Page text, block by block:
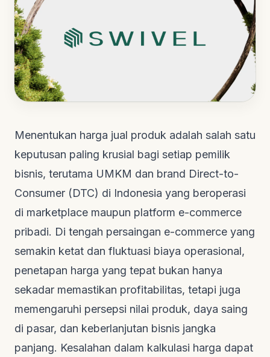
Menentukan harga jual produk adalah salah satu
keputusan paling krusial bagi setiap pemilik
bisnis, terutama UMKM dan brand Direct-to-
Consumer (DTC) di Indonesia yang beroperasi
di marketplace maupun platform e-commerce
pribadi. Di tengah persaingan e-commerce yang
semakin ketat dan fluktuasi biaya operasional,
penetapan harga yang tepat bukan hanya
sekadar memastikan profitabilitas, tetapi juga
memengaruhi persepsi nilai produk, daya saing
di pasar, dan keberlanjutan bisnis jangka
panjang. Kesalahan dalam kalkulasi harga dapat